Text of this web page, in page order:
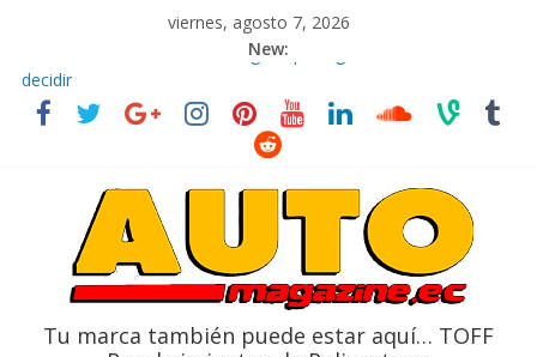
viernes, agosto 7, 2026
New:
El costo de tener un vehículo gana protagonismo a la hora de
decidir
Ultima película ‘Spider‑Man: Brand New Day’ pone en escena a
La Vuelta al Ecuador 2026, edición 47ª, recorre 7 provincias en 8
La FEDAK recibe 12 Sinotruk Bolden para cubrir las rutas de La
Tu marca también puede estar aquí… TOFF